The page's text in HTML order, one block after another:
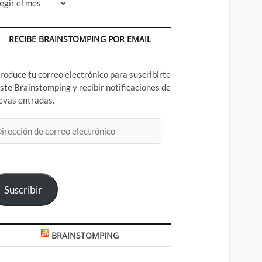
RECIBE BRAINSTOMPING POR EMAIL
tu correo electrónico para suscribirte
Brainstomping y recibir notificaciones de
entradas.
Suscribir
BRAINSTOMPING